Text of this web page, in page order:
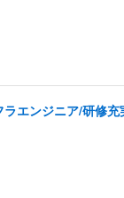
エンジニア/研修充